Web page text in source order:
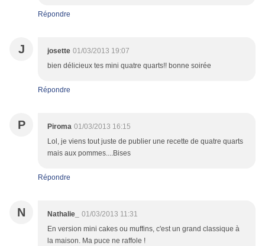
Répondre
J josette 01/03/2013 19:07
bien délicieux tes mini quatre quarts!! bonne soirée
Répondre
P Piroma 01/03/2013 16:15
Lol, je viens tout juste de publier une recette de quatre quarts
mais aux pommes....Bises
Répondre
N Nathalie_
01/03/2013 11:31
En version mini cakes ou muffins, c'est un grand classique à
la maison. Ma puce ne raffole !